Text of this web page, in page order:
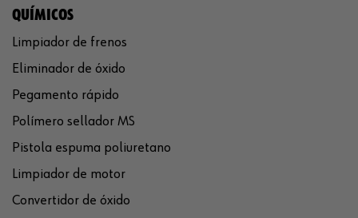
QUÍMICOS
Limpiador de frenos
Eliminador de óxido
Pegamento rápido
Polímero sellador MS
Pistola espuma poliuretano
Limpiador de motor
Convertidor de óxido